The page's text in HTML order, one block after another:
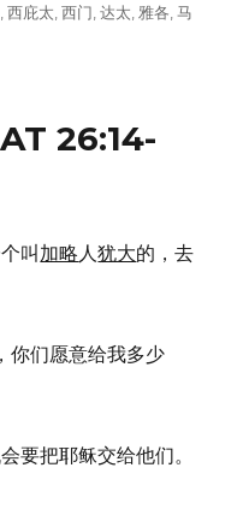
,西庇太 ,西门 ,达太 雅各 ,马
26:14-
叫 加略人犹大的，去
你们愿意给我多少
要把耶稣交给他们。